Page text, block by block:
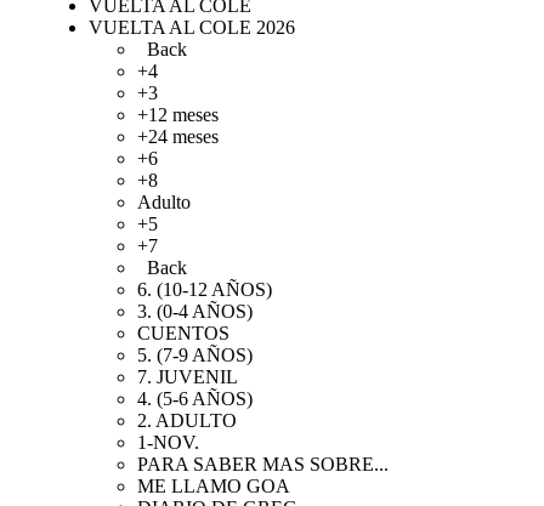
VUELTA AL COLE
VUELTA AL COLE 2026
Back
+4
+3
+12 meses
+24 meses
+6
+8
Adulto
+5
+7
Back
6. (10-12 AÑOS)
3. (0-4 AÑOS)
CUENTOS
5. (7-9 AÑOS)
7. JUVENIL
4. (5-6 AÑOS)
2. ADULTO
1-NOV.
PARA SABER MAS SOBRE...
ME LLAMO GOA